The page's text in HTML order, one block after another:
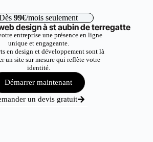
99€/mois seulement
design à st aubin de terregatte
entreprise une présence en ligne
unique et engageante.
en design et développement sont là
un site sur mesure qui reflète votre
identité.
Démarrer maintenant
un devis gratuit